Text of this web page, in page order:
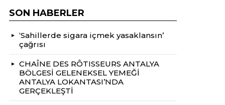
SON HABERLER
‘Sahillerde sigara içmek yasaklansın’
çağrısı
CHAÎNE DES RÔTISSEURS ANTALYA
BÖLGESİ GELENEKSEL YEMEĞİ
ANTALYA LOKANTASI’NDA
GERÇEKLEŞTİ